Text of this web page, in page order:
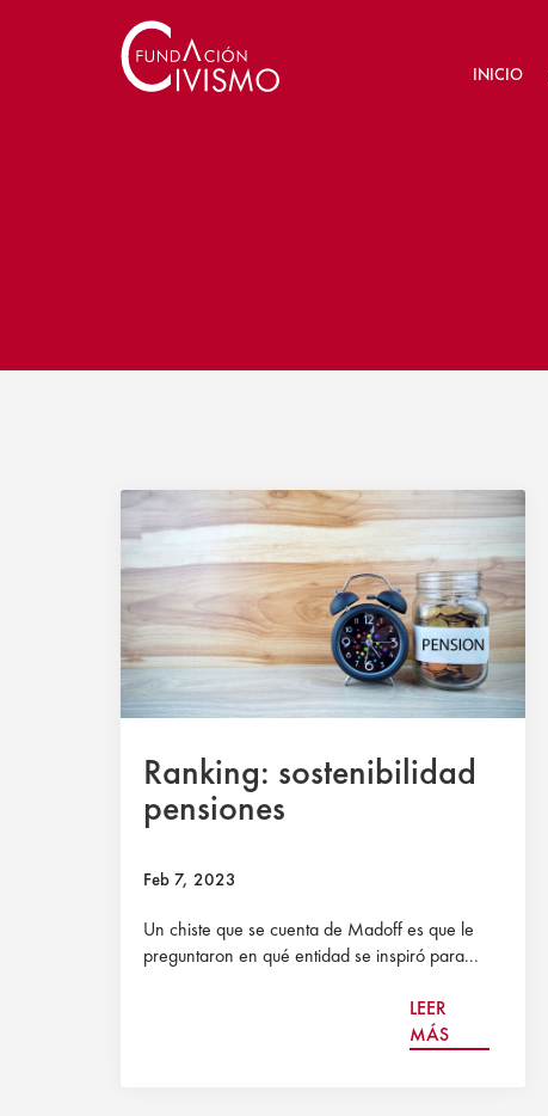
INICIO
Ranking: sostenibilidad
pensiones
Feb 7, 2023
Un chiste que se cuenta de Madoff es que le
preguntaron en qué entidad se inspiró para...
LEER
MÁS